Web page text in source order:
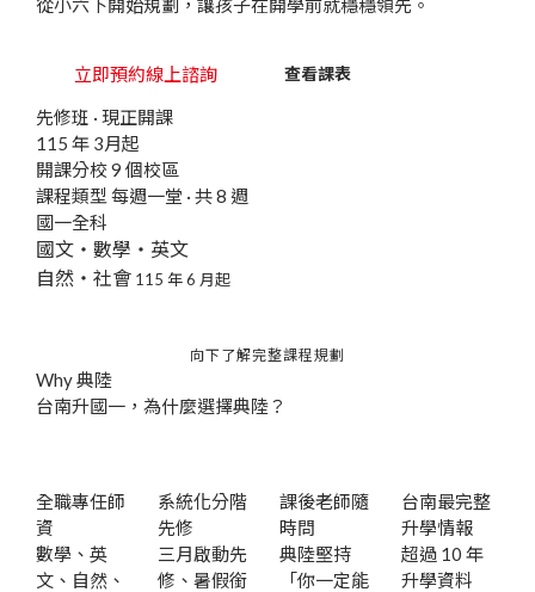
從小六下開始規劃，讓孩子在開學前就穩穩領先。
立即預約線上諮詢 查看課表
先修班 · 現正開課
115 年 3月起
開課分校9 個校區
課程類型 每週一堂 · 共 8 週
國一全科
國文・數學・英文
自然・社會 115 年 6 月起
向下了解完整課程規劃
Why 典陸
台南升國一，為什麼選擇典陸？
全職專任師
資
數學、英
文、自然、
系統化分階
先修
三月啟動先
修、暑假銜
課後老師隨
時問
典陸堅持
「你一定能
台南最完整
升學情報
超過 10 年
升學資料